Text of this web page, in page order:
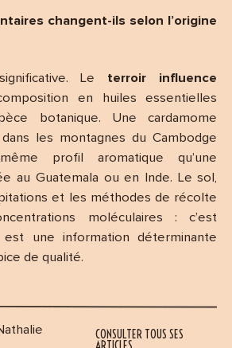
changent-ils selon l’origine
Le terroir influence
en huiles essentielles
botanique. Une cardamome
les montagnes du Cambodge
profil aromatique qu’une
au Guatemala ou en Inde. Le sol,
et les méthodes de récolte
moléculaires : c’est
est une information déterminante
de qualité.
CONSULTER TOUS SES
ARTICLES